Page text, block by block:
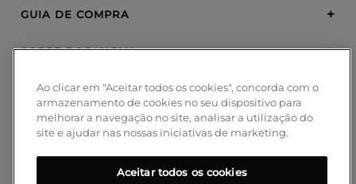
GUIA DE COMPRA
SOBRE BOSANOVA
INSPIRATION
MÉTODOS DE PAGAMENTO
Ao clicar em "Aceitar todos os cookies", concorda com o
armazenamento de cookies no seu dispositivo para
melhorar a navegação no site, analisar a utilização do
site e ajudar nas nossas iniciativas de marketing.
Aceitar todos os cookies